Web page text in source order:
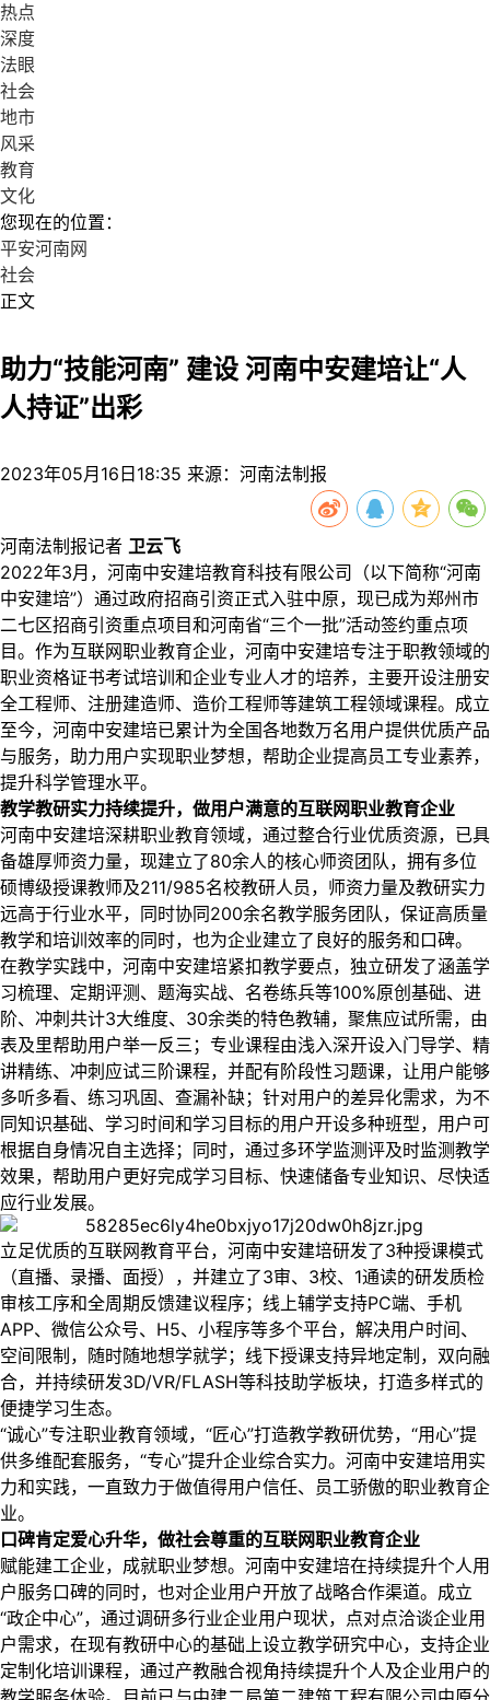
热点
深度
法眼
社会
地市
风采
教育
文化
您现在的位置：
平安河南网
社会
正文
助力“技能河南” 建设 河南中安建培让“人
人持证”出彩
2023年05月16日18:35 来源：河南法制报
河南法制报记者 卫云飞
2022年3月，河南中安建培教育科技有限公司（以下简称“河南
中安建培”）通过政府招商引资正式入驻中原，现已成为郑州市
二七区招商引资重点项目和河南省“三个一批”活动签约重点项
目。作为互联网职业教育企业，河南中安建培专注于职教领域的
职业资格证书考试培训和企业专业人才的培养，主要开设注册安
全工程师、注册建造师、造价工程师等建筑工程领域课程。成立
至今，河南中安建培已累计为全国各地数万名用户提供优质产品
与服务，助力用户实现职业梦想，帮助企业提高员工专业素养，
提升科学管理水平。
教学教研实力持续提升，做用户满意的互联网职业教育企业
河南中安建培深耕职业教育领域，通过整合行业优质资源，已具
备雄厚师资力量，现建立了80余人的核心师资团队，拥有多位
硕博级授课教师及211/985名校教研人员，师资力量及教研实力
远高于行业水平，同时协同200余名教学服务团队，保证高质量
教学和培训效率的同时，也为企业建立了良好的服务和口碑。
在教学实践中，河南中安建培紧扣教学要点，独立研发了涵盖学
习梳理、定期评测、题海实战、名卷练兵等100%原创基础、进
阶、冲刺共计3大维度、30余类的特色教辅，聚焦应试所需，由
表及里帮助用户举一反三；专业课程由浅入深开设入门导学、精
讲精练、冲刺应试三阶课程，并配有阶段性习题课，让用户能够
多听多看、练习巩固、查漏补缺；针对用户的差异化需求，为不
同知识基础、学习时间和学习目标的用户开设多种班型，用户可
根据自身情况自主选择；同时，通过多环学监测评及时监测教学
效果，帮助用户更好完成学习目标、快速储备专业知识、尽快适
应行业发展。
立足优质的互联网教育平台，河南中安建培研发了3种授课模式
（直播、录播、面授），并建立了3审、3校、1通读的研发质检
审核工序和全周期反馈建议程序；线上辅学支持PC端、手机
APP、微信公众号、H5、小程序等多个平台，解决用户时间、
空间限制，随时随地想学就学；线下授课支持异地定制，双向融
合，并持续研发3D/VR/FLASH等科技助学板块，打造多样式的
便捷学习生态。
“诚心”专注职业教育领域，“匠心”打造教学教研优势，“用心”提
供多维配套服务，“专心”提升企业综合实力。河南中安建培用实
力和实践，一直致力于做值得用户信任、员工骄傲的职业教育企
业。
口碑肯定爱心升华，做社会尊重的互联网职业教育企业
赋能建工企业，成就职业梦想。河南中安建培在持续提升个人用
户服务口碑的同时，也对企业用户开放了战略合作渠道。成立
“政企中心”，通过调研多行业企业用户现状，点对点洽谈企业用
户需求，在现有教研中心的基础上设立教学研究中心，支持企业
定制化培训课程，通过产教融合视角持续提升个人及企业用户的